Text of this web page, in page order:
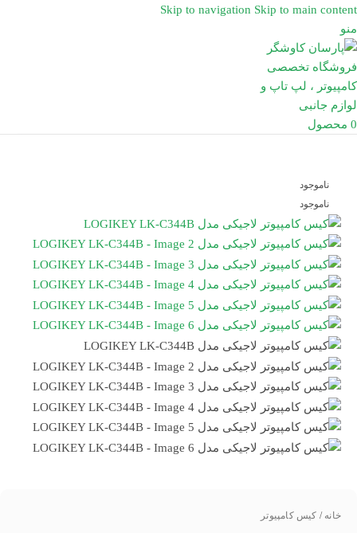
Skip to navigation Skip to main content
منو
0 محصول
ناموجود
ناموجود
خانه / کیس کامپیوتر